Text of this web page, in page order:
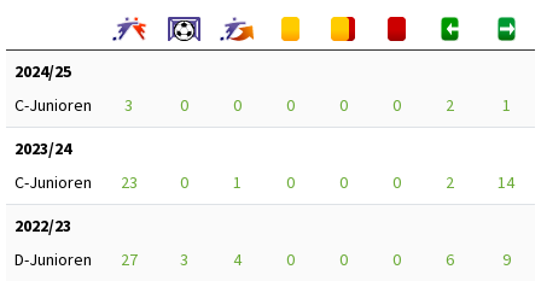
2024/25
C-Junioren
3 0 0 0 0 0 2
1
2023/24
C-Junioren
23 0 1 0 0 0 2
14
2022/23
D-Junioren
27 3 4 0 0 0 6 9